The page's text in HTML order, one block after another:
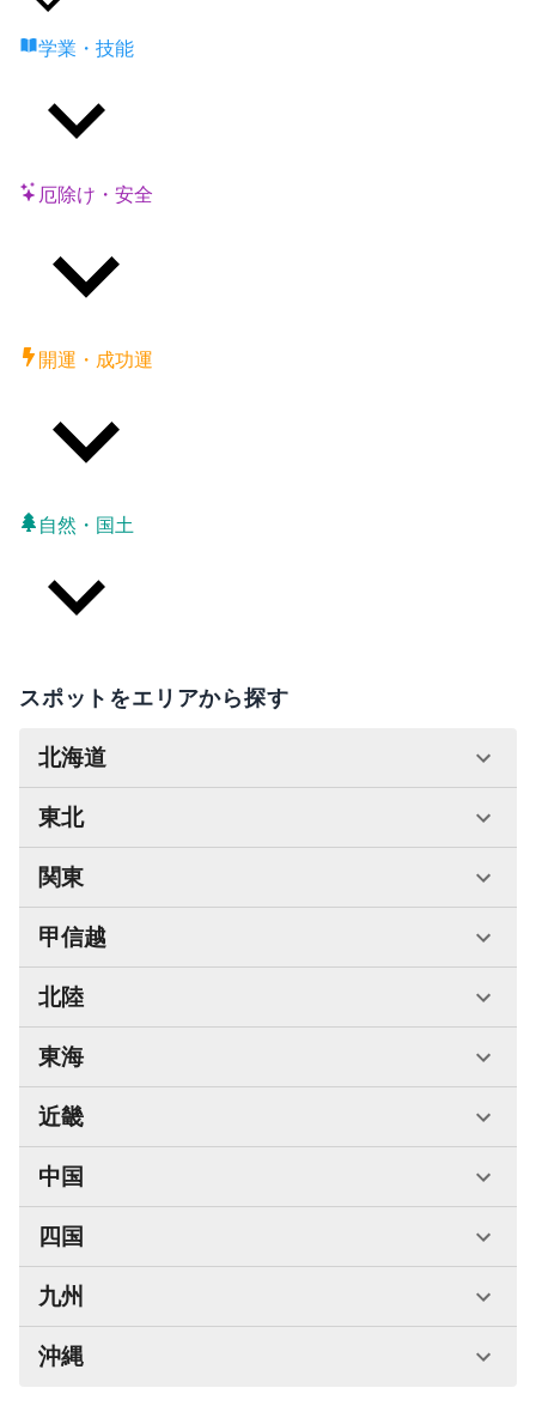
学業・技能
厄除け・安全
開運・成功運
自然・国土
スポットをエリアから探す
北海道
東北
関東
甲信越
北陸
東海
近畿
中国
四国
九州
沖縄